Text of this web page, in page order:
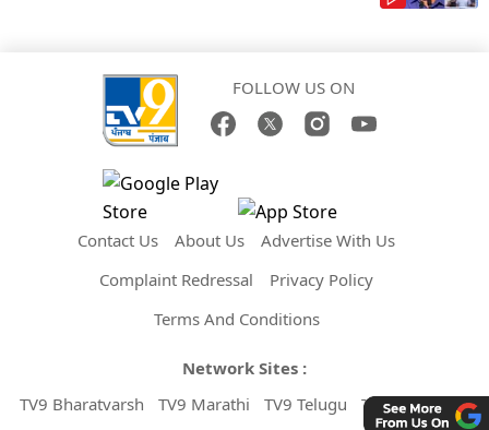
FOLLOW US ON
Contact Us About Us
Advertise With Us
Complaint Redressal
Privacy Policy
Terms And Conditions
Network Sites :
TV9 Bharatvarsh
TV9 Marathi TV9 Telugu TV9 Kannada